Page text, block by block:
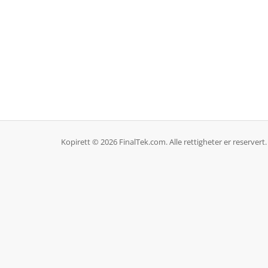
Kopirett © 2026 FinalTek.com. Alle rettigheter er reservert.